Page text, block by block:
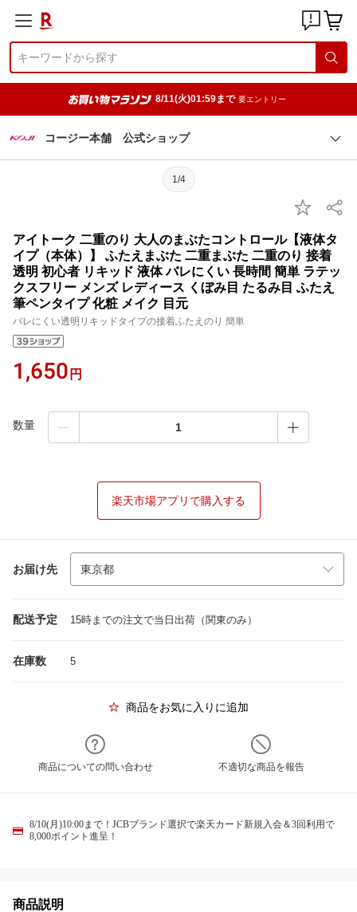
8/11(火)01:59まで 要エントリー
コージー本舗 公式ショップ
1/4
アイトーク 二重のり 大人のまぶたコントロール【液体タ
イプ（本体）】 ふたえまぶた 二重まぶた 二重のり 接着
透明 初心者 リキッド 液体 バレにくい 長時間 簡単 ラテッ
クスフリー メンズ レディース くぼみ目 たるみ目 ふたえ
筆ペンタイプ 化粧 メイク 目元
バレにくい透明リキッドタイプの接着ふたえのり 簡単
1,650 円
数量
楽天市場アプリで購入する
お届け先
配送予定 15時までの注文で当日出荷（関東のみ）
在庫数 5
商品をお気に入りに追加
商品についての問い合わせ 不適切な商品を報告
8/10(月)10:00まで！JCBブランド選択で楽天カード新規入会＆3回利用で
8,000ポイント進呈！
商品説明